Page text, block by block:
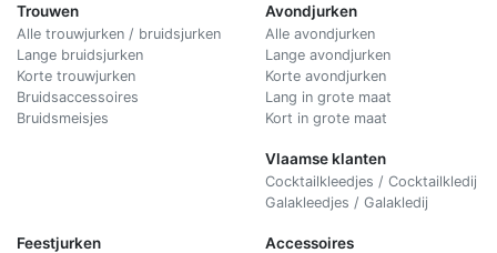
Trouwen
Alle trouwjurken / bruidsjurken
Lange bruidsjurken
Korte trouwjurken
Bruidsaccessoires
Bruidsmeisjes
Avondjurken
Alle avondjurken
Lange avondjurken
Korte avondjurken
Lang in grote maat
Kort in grote maat
Vlaamse klanten
Cocktailkleedjes / Cocktailkledij
Galakleedjes / Galakledij
Feestjurken Accessoires